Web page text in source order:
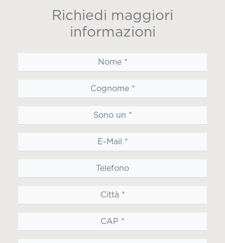
Richiedi maggiori
informazioni